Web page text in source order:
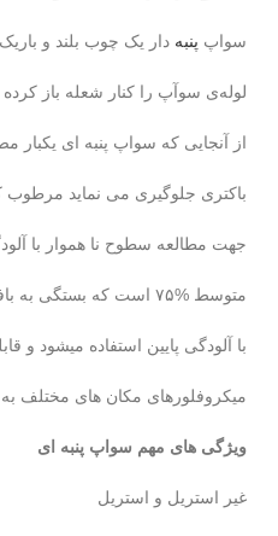
سواپ پنبه دار یک چوب بلند و
لوله‌ی سوآپ را کنار شعله باز کرده
از آنجایی که سواپ پنبه ای یکبار
باکتری جلوگیری می نماید مرطوب
جهت مطالعه سطوح نا هموار با
متوسط %۷۵ است که بستگی به بافت سطح، نوع و طبیعت میکروب دارد. جهت ارزیابی سطوح صاف، محکم و بدون منفذ مناسب بوده برای سطوح
با آلودگی پایین استفاده میشود و قابلیت جداسازی
میکروفلورهای مکان های مختلف به
ویژگی­ های مهم سواپ پنبه ای
غیر استریل و استریل